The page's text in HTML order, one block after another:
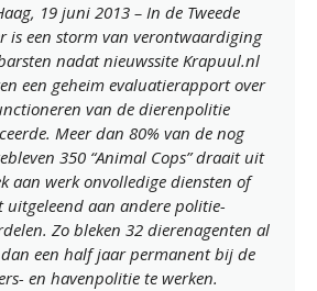
19 juni 2013 – In de Tweede
is een storm van verontwaardiging
nadat nieuwssite Krapuul.nl
een geheim evaluatierapport over
van de dierenpolitie
Meer dan 80% van de nog
350 “Animal Cops” draait uit
aan werk onvolledige diensten of
uitgeleend aan andere politie-
Zo bleken 32 dierenagenten al
een half jaar permanent bij de
en havenpolitie te werken.